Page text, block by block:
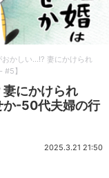
かしい…!? 妻にかけられ
】
にかけられ
か-50代夫婦の行
2025.3.21 21:50